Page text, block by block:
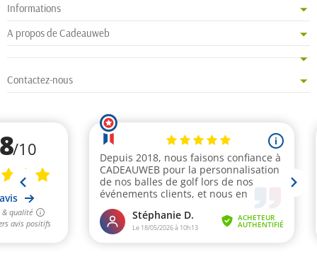
Informations
A propos de Cadeauweb
Contactez-nous